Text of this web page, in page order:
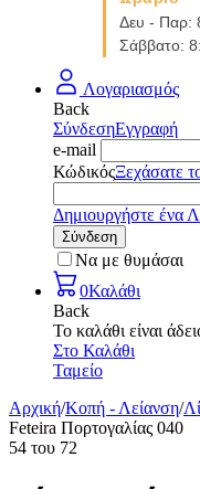
Δευ - Παρ:
Σάββατο:
Λογαριασμός
Back
ΣύνδεσηΕγγραφή
e-mail
ΚώδικόςΞεχάσατε
Δημιουργήστε ένα
Σύνδεση
Να με θυμάσαι
0Καλάθι
Back
Το καλάθι είναι
Στο Καλάθι
Ταμείο
Αρχική/Κοπή - Λείανση/
Feteira Πορτογαλίας 040
54 του 72